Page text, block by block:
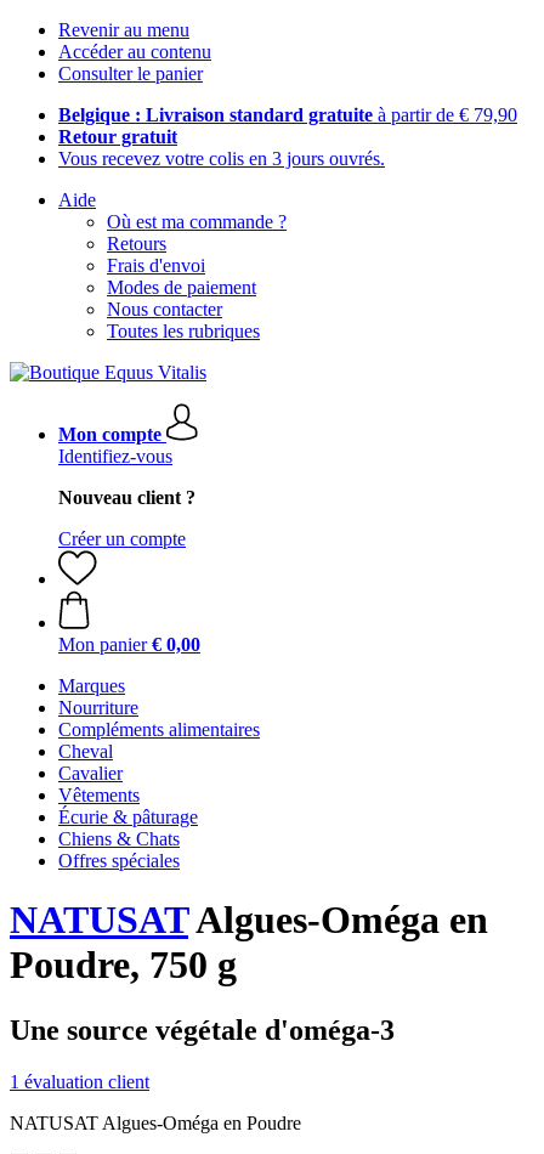
Revenir au menu
Accéder au contenu
Consulter le panier
Belgique : Livraison standard gratuite à partir de € 79,90
Retour gratuit
Vous recevez votre colis en 3 jours ouvrés.
Aide
Où est ma commande ?
Retours
Frais d'envoi
Modes de paiement
Nous contacter
Toutes les rubriques
Mon compte
Identifiez-vous
Nouveau client ?
Créer un compte
Mon panier € 0,00
Marques
Nourriture
Compléments alimentaires
Cheval
Cavalier
Vêtements
Écurie & pâturage
Chiens & Chats
Offres spéciales
NATUSATAlgues-Oméga en
Poudre, 750 g
Une source végétale d'oméga-3
1 évaluation client
NATUSAT Algues-Oméga en Poudre